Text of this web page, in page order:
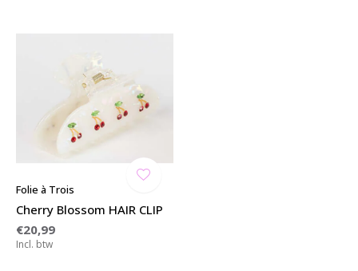
Folie à Trois
Cherry Blossom HAIR CLIP
€20,99
Incl. btw